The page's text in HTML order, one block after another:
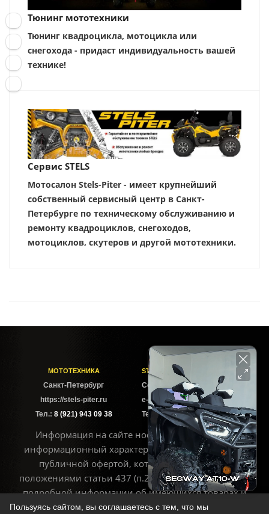
Тюнинг мототехники
Тюнинг квадроцикла, мотоцикла или
снегохода - придаст индивидуальность вашей
технике!
Сервис STELS
Мотосалон Stels-Piter - имеет крупнейший
собственный сервисный центр в Санкт-
Петербурге по техническому обслуживанию и
ремонту квадроциклов, снегоходов,
мотоциклов, скутеров и другой мототехники.
МОТОТЕХНИКА
Cанкт-Петербург
https://stels-piter.ru
Тел.: 8 (921) 943 09 38
STELS-PITER СОФИЙСКАЯ
Софийская ул. 6Б
e-mail: sales@stels-piter.ru
Тел.:8 (921) 943 09 38
Информация на сайте носит исключительно
информационный характер и не может считаться
публичной офертой, которая определяется
положениями статьи 437 (п.2) ГК РФ. Для получения
подробной информации об имеющихся товарах и
ценах воспользуйтесь контактами, указанными на
Пользуясь сайтом, вы соглашаетесь с тем, что мы